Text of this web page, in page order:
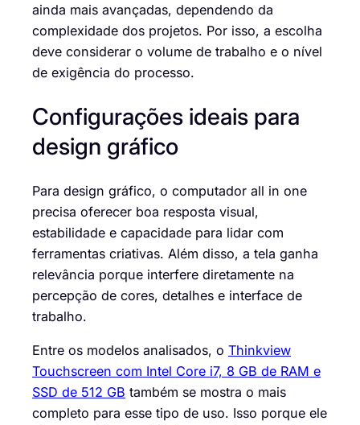
ainda mais avançadas, dependendo da
complexidade dos projetos. Por isso, a escolha
deve considerar o volume de trabalho e o nível
de exigência do processo.
Configurações ideais para
design gráfico
Para design gráfico, o computador all in one
precisa oferecer boa resposta visual,
estabilidade e capacidade para lidar com
ferramentas criativas. Além disso, a tela ganha
relevância porque interfere diretamente na
percepção de cores, detalhes e interface de
trabalho.
Entre os modelos analisados, o Thinkview
Touchscreen com Intel Core i7, 8 GB de RAM e
SSD de 512 GB também se mostra o mais
completo para esse tipo de uso. Isso porque ele